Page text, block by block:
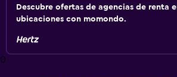
Descubre ofertas de agencias de renta
ubicaciones con momondo.
0